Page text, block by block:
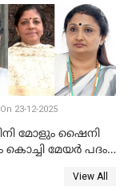
23-12-2025
മോളും ഷൈനി
കൊച്ചി മേയർ പദം
View All